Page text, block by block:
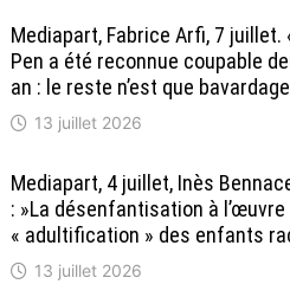
Mediapart, Fabrice Arfi, 7 juillet.
Pen a été reconnue coupable
an : le reste n’est que
13 juillet 2026
Mediapart, 4 juillet, Inès
: »La désenfantisation à l’œuvre
« adultification » des enfants
13 juillet 2026